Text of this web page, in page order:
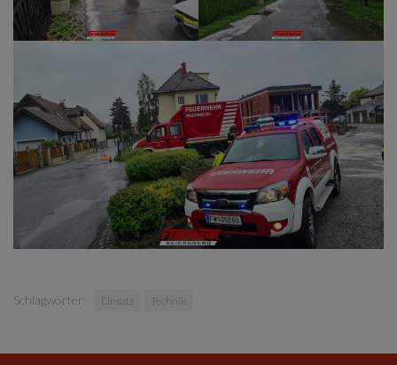
Schlagwörter: Einsatz Technik